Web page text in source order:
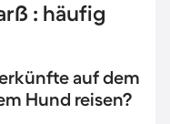
: häufig
auf dem
Hund reisen?